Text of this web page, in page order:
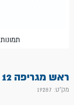
ראש מגריפה 12 שיניים מתכת- TOOLMAK
מק"ט: 19287